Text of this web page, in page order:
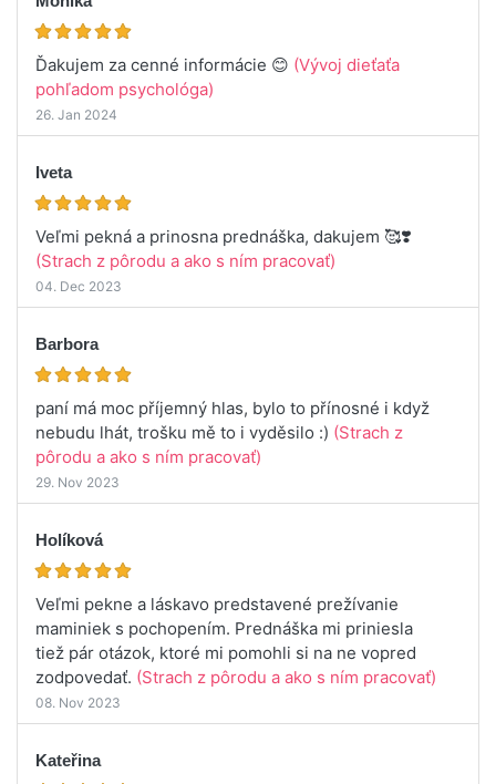
Ďakujem za cenné informácie 😊 (Vývoj dieťaťa
pohľadom psychológa)
26. Jan 2024
Iveta
Veľmi pekná a prinosna prednáška, dakujem 🥰❣️
(Strach z pôrodu a ako s ním pracovať)
04. Dec 2023
Barbora
paní má moc příjemný hlas, bylo to přínosné i když
nebudu lhát, trošku mě to i vyděsilo :) (Strach z
pôrodu a ako s ním pracovať)
29. Nov 2023
Holíková
Veľmi pekne a láskavo predstavené prežívanie
maminiek s pochopením. Prednáška mi priniesla
tiež pár otázok, ktoré mi pomohli si na ne vopred
zodpovedať. (Strach z pôrodu a ako s ním pracovať)
08. Nov 2023
Kateřina